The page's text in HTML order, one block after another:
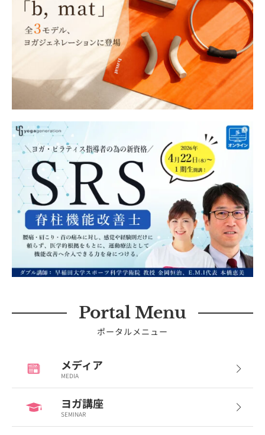
Portal Menu
ポータルメニュー
メディア
MEDIA
ヨガ講座
SEMINAR